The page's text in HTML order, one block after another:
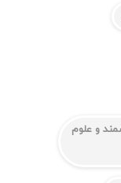
و علوم